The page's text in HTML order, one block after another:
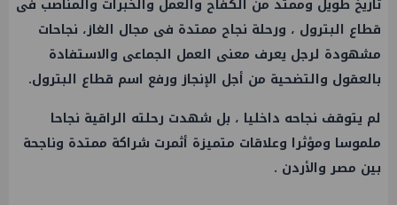
تاريخ طويل وممتد من الكفاح والعمل والخبرات والمناصب فى
قطاع البترول ، ورحلة نجاح ممتدة فى مجال الغاز، نجاحات
مشهودة لرجل يعرف معنى العمل الجماعى والاستفادة
بالعقول والتضحية من أجل الإنجاز ورفع اسم قطاع البترول.
لم يتوقف نجاحه داخليا ، بل شهدت رحلته الراقية نجاحا
ملموسا ومؤثرا وعلاقات متميزة أثمرت شراكة ممتدة وناجحة
بين مصر والأردن .